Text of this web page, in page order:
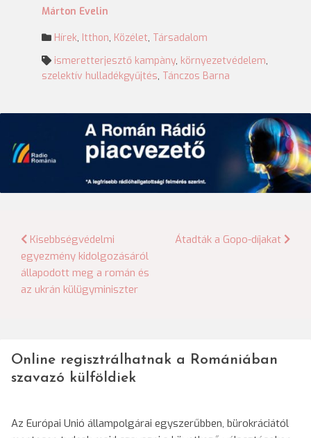
Márton Evelin
Hírek, Itthon, Közélet, Társadalom
ismeretterjesztő kampàny, környezetvédelem,
szelektív hulladékgyűjtés, Tánczos Barna
Bejegyzés
navigáció
Kisebbségvédelmi
egyezmény kidolgozásáról
állapodott meg a román és
az ukrán külügyminiszter
Átadták a Gopo-díjakat
Online regisztrálhatnak a Romániában
szavazó külföldiek
Az Európai Unió állampolgárai egyszerűbben, bürokráciától